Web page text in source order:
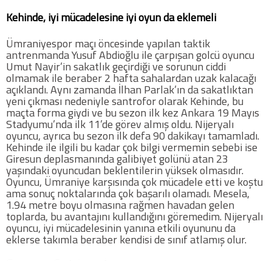
Hakkımızda
Blog
Künye
İletişim
Web Sürüme Geç
COPYLEFT 2014. AGB Bilişim Teknolojileri
Kehinde, iyi mücadelesine iyi oyun da eklemeli
Ümraniyespor maçı öncesinde yapılan taktik
antrenmanda Yusuf Abdioğlu ile çarpışan golcü oyuncu
Umut Nayir’in sakatlık geçirdiği ve sorunun ciddi
olmamak ile beraber 2 hafta sahalardan uzak kalacağı
açıklandı. Aynı zamanda İlhan Parlak’ın da sakatlıktan
yeni çıkması nedeniyle santrofor olarak Kehinde, bu
maçta forma giydi ve bu sezon ilk kez Ankara 19 Mayıs
Stadyumu’nda ilk 11’de görev almış oldu. Nijeryalı
oyuncu, ayrıca bu sezon ilk defa 90 dakikayı tamamladı.
Kehinde ile ilgili bu kadar çok bilgi vermemin sebebi ise
Giresun deplasmanında galibiyet golünü atan 23
yaşındaki oyuncudan beklentilerin yüksek olmasıdır.
Oyuncu, Ümraniye karşısında çok mücadele etti ve koştu
ama sonuç noktalarında çok başarılı olamadı. Mesela,
1.94 metre boyu olmasına rağmen havadan gelen
toplarda, bu avantajını kullandığını göremedim. Nijeryalı
oyuncu, iyi mücadelesinin yanına etkili oyununu da
eklerse takımla beraber kendisi de sınıf atlamış olur.